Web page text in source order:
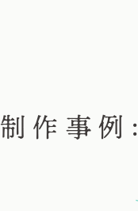
制作事